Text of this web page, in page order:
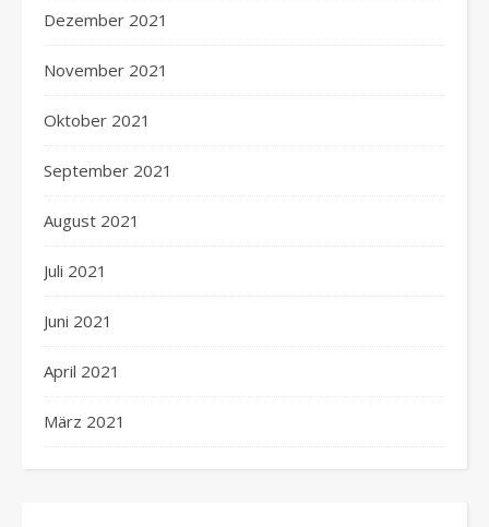
Dezember 2021
November 2021
Oktober 2021
September 2021
August 2021
Juli 2021
Juni 2021
April 2021
März 2021